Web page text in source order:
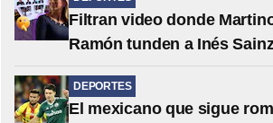
Filtran video donde
Ramón tunden a Inés
DEPORTES
El mexicano que sigue